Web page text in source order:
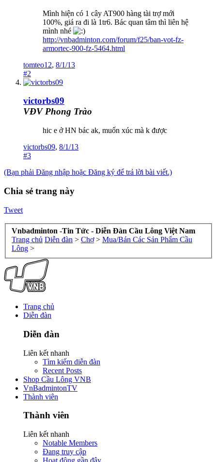
Mình hiện có 1 cây AT900 hàng tài trợ mới
100%, giá ra đi là 1tr6. Bác quan tâm thì liên hệ
mình nhé
http://vnbadminton.com/forum/f25/ban-vot-fz-
armortec-900-fz-5464.html
tomteo12, 8/1/13
#2
victorbs09
VĐV Phong Trào
hic e ở HN bác ak, muốn xúc mà k được
victorbs09, 8/1/13
#3
(Bạn phải Đăng nhập hoặc Đăng ký để trả lời bài viết.)
Chia sẻ trang này
Tweet
Vnbadminton -Tin Tức - Diễn Đàn Cầu Lông Việt Nam
Trang chủ Diễn đàn > Chợ > Mua/Bán Các Sản Phẩm Cầu
Lông >
Trang chủ
Diễn đàn
Diễn đàn
Liên kết nhanh
Tìm kiếm diễn đàn
Recent Posts
Shop Cầu Lông VNB
VnBadmintonTV
Thành viên
Thành viên
Liên kết nhanh
Notable Members
Đang truy cập
Hoạt động gần đây